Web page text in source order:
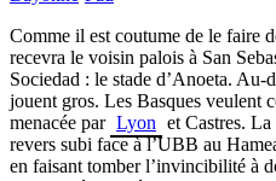
Comme il est coutume de le faire
recevra le voisin palois à San
Sociedad : le stade d’Anoeta.
jouent gros. Les Basques veulent
menacée par Lyon et Castres.
revers subi face à l’UBB au
en faisant tomber l’invincibilité à